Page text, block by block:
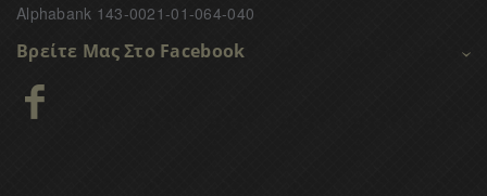
Alphabank 143-0021-01-064-040
Βρείτε Μας Στο Facebook